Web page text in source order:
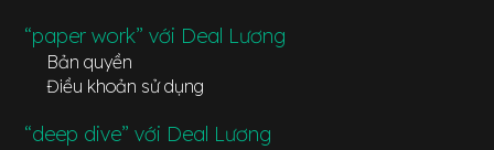
“paper work” với Deal Lương
Bản quyền
Điều khoản sử dụng
“deep dive” với Deal Lương